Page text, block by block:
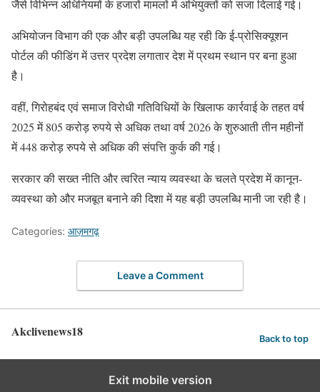
जैसे विभिन्न अधिनियमों के हजारों मामलों में अभियुक्तों को सजा दिलाई गई।
अभियोजन विभाग की एक और बड़ी उपलब्धि यह रही कि ई-प्रोसिक्यूशन
पोर्टल की फीडिंग में उत्तर प्रदेश लगातार देश में प्रथम स्थान पर बना हुआ
है।
वहीं, गिरोहबंद एवं समाज विरोधी गतिविधियों के खिलाफ कार्रवाई के तहत वर्ष
2025 में 805 करोड़ रुपये से अधिक तथा वर्ष 2026 के शुरुआती तीन महीनों
में 448 करोड़ रुपये से अधिक की संपत्ति कुर्क की गई।
सरकार की सख्त नीति और त्वरित न्याय व्यवस्था के चलते प्रदेश में कानून-
व्यवस्था को और मजबूत बनाने की दिशा में यह बड़ी उपलब्धि मानी जा रही है।
Categories: आज़मगढ़
Leave a Comment
Akclivenews18 Back to top
Exit mobile version